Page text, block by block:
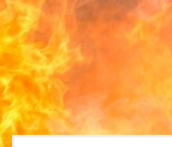
Skip
to
content
Skip
to
left
sidebar
Skip
to
footer